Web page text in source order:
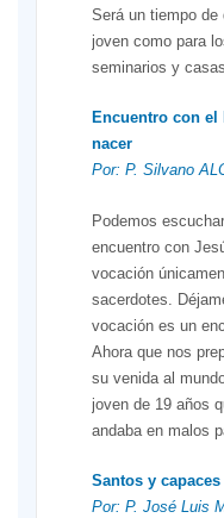
Será un tiempo de
joven como para
seminarios y
Encuentro con el
nacer
Por: P. Silvano
Podemos
encuentro con
vocación
sacerdotes.
vocación es un
Ahora que nos
su venida al
joven de 19 años
andaba en malos
Santos y capaces
Por: P. José Luis